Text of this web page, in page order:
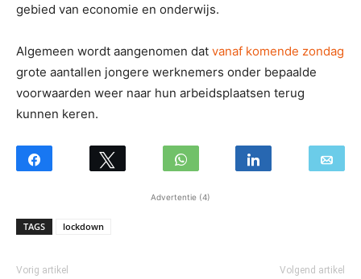
gebied van economie en onderwijs.
Algemeen wordt aangenomen dat vanaf komende zondag
grote aantallen jongere werknemers onder bepaalde
voorwaarden weer naar hun arbeidsplaatsen terug
kunnen keren.
Advertentie (4)
TAGS lockdown
Vorig artikel Volgend artikel